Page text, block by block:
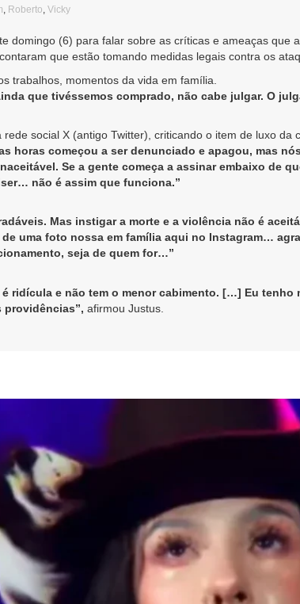
, Roberto, Vicky
(6) para falar sobre as críticas e ameaças que
que estão tomando medidas legais contra os
trabalhos, momentos da vida em família.
que tivéssemos comprado, não cabe julgar. O
social X (antigo Twitter), criticando o item de luxo da
horas começou a ser denunciado e apagou, mas
Se a gente começa a assinar embaixo de
não é assim que funciona.”
Mas instigar a morte e a violência não é
uma foto nossa em família aqui no Instagram…
seja de quem for…”
ridícula e não tem o menor cabimento. […] Eu tenho
providências”, afirmou Justus.